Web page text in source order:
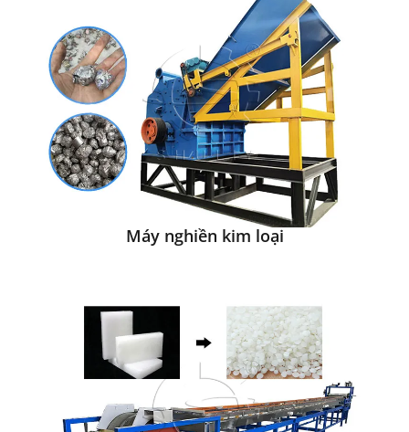
Máy nghiền kim loại